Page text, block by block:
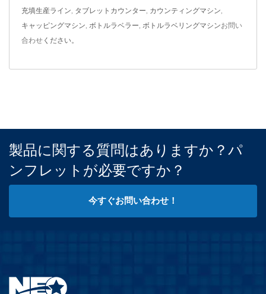
充填生産ライン タブレットカウンター カウンティングマシン
キャッピングマシン ボトルラベラー ボトルラベリングマシンお問い
合わせ ください。
製品に関する質問はありますか？パ
ンフレットが必要ですか？
今すぐお問い合わせ！